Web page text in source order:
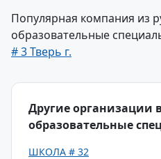
Популярная компания из
образовательные
# 3 Тверь г.
Другие организации
образовательные
ШКОЛА # 32